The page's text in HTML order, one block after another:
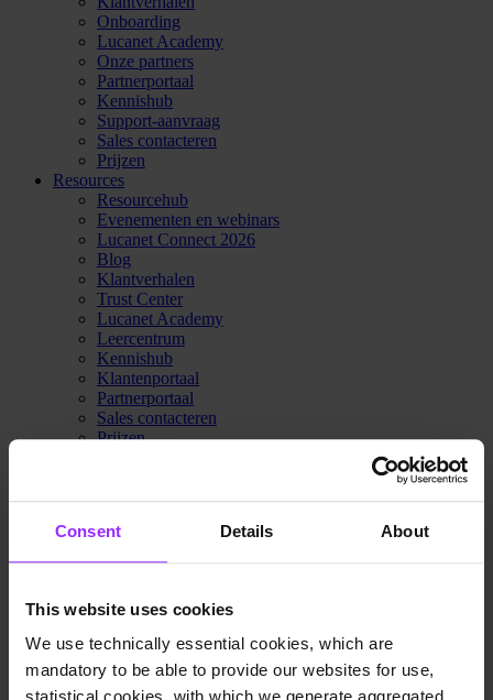
Consent Details About
This website uses cookies
We use technically essential cookies, which are
mandatory to be able to provide our websites for use,
Onboarding
Lucanet Academy
Onze partners
Partnerportaal
Kennishub
Support-aanvraag
Sales contacteren
Prijzen
Resources
Resourcehub
Evenementen en webinars
Lucanet Connect 2026
Blog
Klantverhalen
Trust Center
Lucanet Academy
Leercentrum
Kennishub
Klantenportaal
Partnerportaal
Sales contacteren
Prijzen
Innovatiehub
Trust Center
Demo aanvragen
Home
Startpagina